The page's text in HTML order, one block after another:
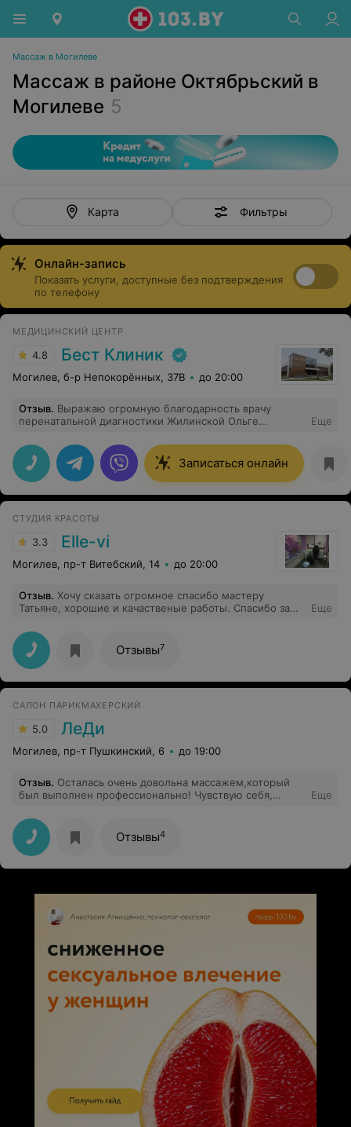
Массаж в Могилеве
Массаж в районе Октябрьский в
Могилеве 5
Карта Фильтры
Онлайн-запись
Показать услуги, доступные без подтверждения
по телефону
МЕДИЦИНСКИЙ ЦЕНТР
4.8 Бест Клиник
Могилев, б-р Непокорённых, 37В до 20:00
Отзыв. Выражаю огромную благодарность врачу
перенатальной диагностики Жилинской Ольге
своего дела,качественно проводит диагностику и
помогает выявить проблему...На данный момент у
меня 3 триместр беременности ,посещаю только
Ольгу Владимировну,на столько чуткий,добрый,
приятный и отзывчивый доктор ,что на приёме с
Еще
Записаться онлайн
СТУДИЯ КРАСОТЫ
3.3 Elle-vi
Могилев, пр-т Витебский, 14 до 20:00
Отзыв. Хочу сказать огромное спасибо мастеру
Татьяне, хорошие и качаственые работы. Спасибо за
Еще
Отзывы7
САЛОН ПАРИКМАХЕРСКИЙ
5.0 ЛеДи
Могилев, пр-т Пушкинский, 6 до 19:00
Отзыв. Осталась очень довольна массажем,который
был выполнен профессионально! Чувствую себя,
обратиться!!!
Еще
Отзывы4